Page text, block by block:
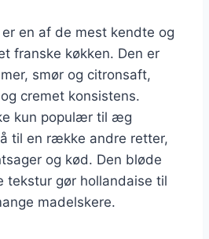
en af de mest kendte og
franske køkken. Den er
smør og citronsaft,
cremet konsistens.
kun populær til æg
til en række andre retter,
og kød. Den bløde
tekstur gør hollandaise til
madelskere.